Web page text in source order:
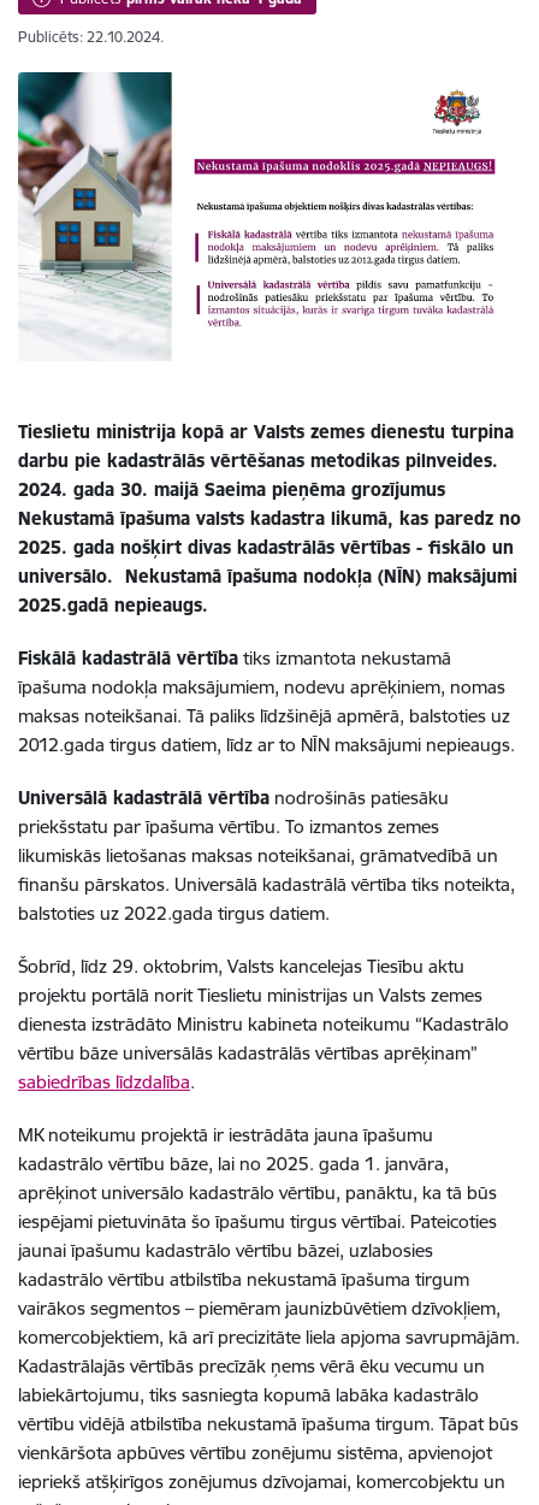
Publicēts: 22.10.2024.
Tieslietu ministrija kopā ar Valsts zemes dienestu turpina
darbu pie kadastrālās vērtēšanas metodikas pilnveides.
2024. gada 30. maijā Saeima pieņēma grozījumus
Nekustamā īpašuma valsts kadastra likumā, kas paredz no
2025. gada nošķirt divas kadastrālās vērtības - fiskālo un
universālo. Nekustamā īpašuma nodokļa (NĪN) maksājumi
2025.gadā nepieaugs.
Fiskālā kadastrālā vērtība tiks izmantota nekustamā
īpašuma nodokļa maksājumiem, nodevu aprēķiniem, nomas
maksas noteikšanai. Tā paliks līdzšinējā apmērā, balstoties uz
2012.gada tirgus datiem, līdz ar to NĪN maksājumi nepieaugs.
Universālā kadastrālā vērtība nodrošinās patiesāku
priekšstatu par īpašuma vērtību. To izmantos zemes
likumiskās lietošanas maksas noteikšanai, grāmatvedībā un
finanšu pārskatos. Universālā kadastrālā vērtība tiks noteikta,
balstoties uz 2022.gada tirgus datiem.
Šobrīd, līdz 29. oktobrim, Valsts kancelejas Tiesību aktu
projektu portālā norit Tieslietu ministrijas un Valsts zemes
dienesta izstrādāto Ministru kabineta noteikumu “Kadastrālo
vērtību bāze universālās kadastrālās vērtības aprēķinam”
sabiedrības līdzdalība.
MK noteikumu projektā ir iestrādāta jauna īpašumu
kadastrālo vērtību bāze, lai no 2025. gada 1. janvāra,
aprēķinot universālo kadastrālo vērtību, panāktu, ka tā būs
iespējami pietuvināta šo īpašumu tirgus vērtībai. Pateicoties
jaunai īpašumu kadastrālo vērtību bāzei, uzlabosies
kadastrālo vērtību atbilstība nekustamā īpašuma tirgum
vairākos segmentos – piemēram jaunizbūvētiem dzīvokļiem,
komercobjektiem, kā arī precizitāte liela apjoma savrupmājām.
Kadastrālajās vērtībās precīzāk ņems vērā ēku vecumu un
labiekārtojumu, tiks sasniegta kopumā labāka kadastrālo
vērtību vidējā atbilstība nekustamā īpašuma tirgum. Tāpat būs
vienkāršota apbūves vērtību zonējumu sistēma, apvienojot
iepriekš atšķirīgos zonējumus dzīvojamai, komercobjektu un